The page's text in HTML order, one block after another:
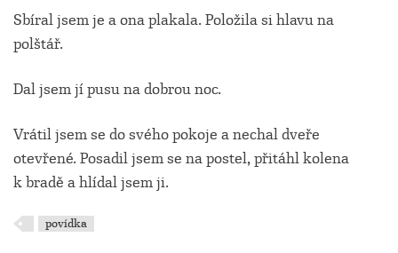
Sbíral jsem je a ona plakala. Položila si hlavu na
polštář.
Dal jsem jí pusu na dobrou noc.
Vrátil jsem se do svého pokoje a nechal dveře
otevřené. Posadil jsem se na postel, přitáhl kolena
k bradě a hlídal jsem ji.
povídka